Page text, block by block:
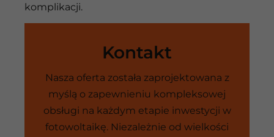
komplikacji.
Kontakt
Nasza oferta została zaprojektowana z
myślą o zapewnieniu kompleksowej
obsługi na każdym etapie inwestycji w
fotowoltaikę. Niezależnie od wielkości